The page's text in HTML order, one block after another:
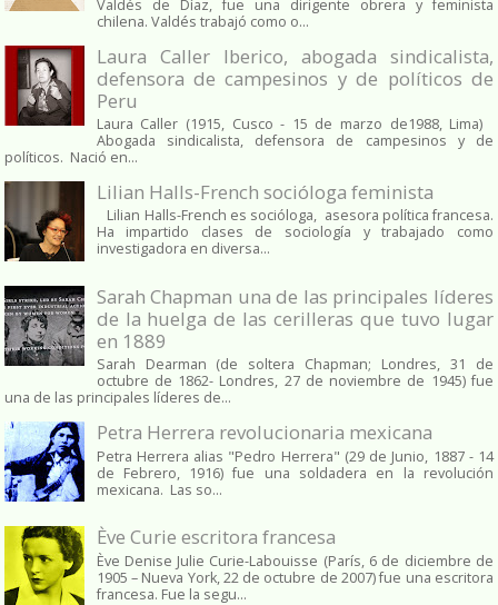
Valdés de Díaz, fue una dirigente obrera y feminista
chilena. Valdés trabajó como o...
Laura Caller Iberico, abogada sindicalista,
defensora de campesinos y de políticos de
Peru
Laura Caller (1915, Cusco - 15 de marzo de1988, Lima)
Abogada sindicalista, defensora de campesinos y de
políticos. Nació en...
Lilian Halls-French socióloga feminista
Lilian Halls-French es socióloga, asesora política francesa.
Ha impartido clases de sociología y trabajado como
investigadora en diversa...
Sarah Chapman una de las principales líderes
de la huelga de las cerilleras que tuvo lugar
en 1889
Sarah Dearman (de soltera Chapman; Londres, 31 de
octubre de 1862​- Londres, 27 de noviembre de 1945)​ fue
una de las principales líderes de...
Petra Herrera revolucionaria mexicana
Petra Herrera alias "Pedro Herrera" (29 de Junio, 1887 - 14
de Febrero, 1916) fue una soldadera en la revolución
mexicana. Las so...
Ève Curie escritora francesa
Ève Denise Julie Curie-Labouisse (París, 6 de diciembre de
1905 – Nueva York, 22 de octubre de 2007) fue una escritora
francesa. Fue la segu...